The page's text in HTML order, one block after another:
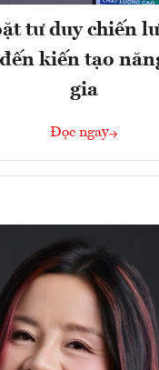
tư duy chiến
kiến tạo
gia
Đọc ngay